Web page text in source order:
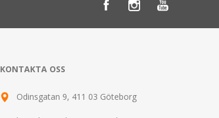
KONTAKTA OSS
Odinsgatan 9, 411 03 Göteborg